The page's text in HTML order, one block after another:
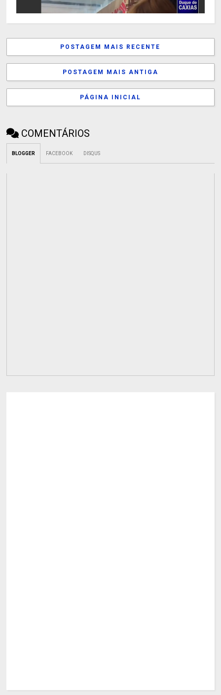
POSTAGEM MAIS RECENTE
POSTAGEM MAIS ANTIGA
PÁGINA INICIAL
COMENTÁRIOS
BLOGGER FACEBOOK DISQUS